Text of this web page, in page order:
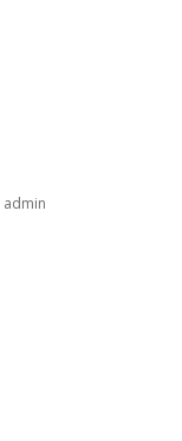
admin